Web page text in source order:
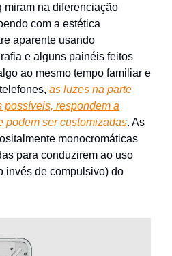
miram na diferenciação
com a estética
aparente usando
e alguns painéis feitos
ao mesmo tempo familiar e
as luzes na parte
possíveis, respondem a
podem ser customizadas. As
monocromáticas
para conduzirem ao uso
invés de compulsivo) do